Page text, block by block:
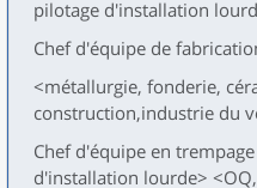
pilotage d'installation
Chef d'équipe de
<métallurgie, fonderie,
construction,industrie du
Chef d'équipe en
d'installation lourde>